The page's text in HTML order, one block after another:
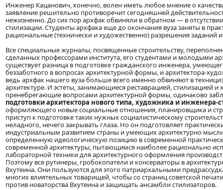
Инженер Кацанович, конечно, волен иметь любое мнение о
заявление решительно противоречит сегодняшней
нежизненно. До сих пор архфак обвиняли в обратном — в
стилизации. Студенты архфака еще до окончания вуза заняты в
рациональные (технически и художественно) разрешения заданий
Все специальные журналы, посвященные строительству,
сделанных профессорами института, его студентами и молодыми
существует разница в подготовке гражданского инженера,
беззаботного в вопросах архитектурной формы, и архитектора-
ведь архфак нашего вуза больше всего именно обвиняют в
архитектуре. И эстеты, занимающиеся реставрацией, стилизацией
пренебрегающие вопросами архитектурной формы, одинаково
подготовки архитектора нового типа, художника и инженера-
оформляющего новые социальные отношения, планировщика и
приступ к подготовке таких нужных социалистическому
неладного, нечего закрывать глаза. Но он подготовляет
индустриальным развитием страны и умеющих архитектурно
определенную идеологическую позицию в современной
современной архитектуры, пытающимся наиболее рационально
лабораторной техники для архитектурного оформления
Поэтому все рутинеры, гробокопатели и консерваторы в
Вхутеина. Они пользуются для этого патриархальными
многих влиятельных товарищей, чтобы со страниц советской
против новаторства Вхутеина и защищать ансамбли стилизаторов.